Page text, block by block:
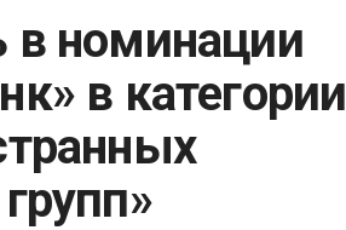
в номинации
в категории